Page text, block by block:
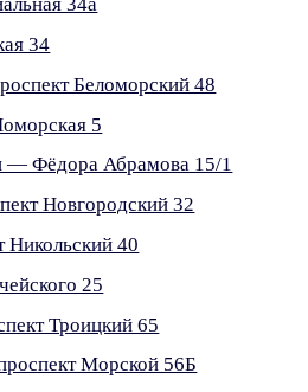
34
Беломорский 48
5
— Фёдора Абрамова 15/1
Новгородский 32
40
25
Троицкий 65
Морской 56Б